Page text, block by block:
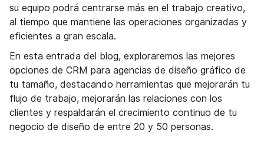
su equipo podrá centrarse más en el trabajo creativo,
al tiempo que mantiene las operaciones organizadas y
eficientes a gran escala.
En esta entrada del blog, exploraremos las mejores
opciones de CRM para agencias de diseño gráfico de
tu tamaño, destacando herramientas que mejorarán tu
flujo de trabajo, mejorarán las relaciones con los
clientes y respaldarán el crecimiento continuo de tu
negocio de diseño de entre 20 y 50 personas.